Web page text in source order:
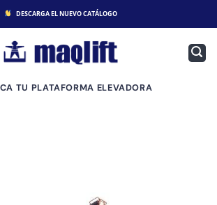
DESCARGA EL NUEVO CATÁLOGO
TU PLATAFORMA ELEVADORA